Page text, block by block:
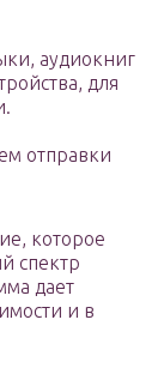
аудиокниг
для
отправки
которое
спектр
дает
и в